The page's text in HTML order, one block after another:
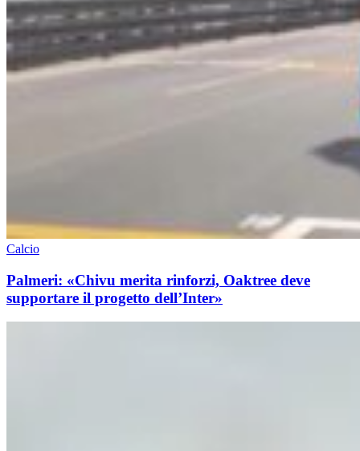
Calcio
Palmeri: «Chivu merita rinforzi, Oaktree deve
supportare il progetto dell’Inter»